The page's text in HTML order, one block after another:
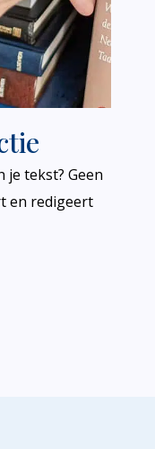
je tekst? Geen
en redigeert